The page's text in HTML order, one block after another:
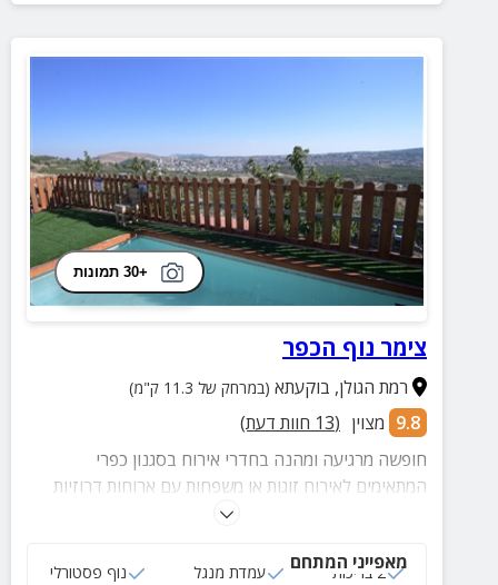
+30 תמונות
צימר נוף הכפר
רמת הגולן, בוקעתא (במרחק של 11.3 ק"מ)
9.8 מצוין (
13 חוות דעת)
חופשה מרגיעה ומהנה בחדרי אירוח בסגנון כפרי
המתאימים לאירוח זוגות או משפחות עם ארוחות דרוזיות
מפנקות ואותנטיות, גינה ירוקה ומטופחת, שולחנות
הפתעות.
מאפייני המתחם
2 בריכות עמדת מנגל נוף פסטורלי